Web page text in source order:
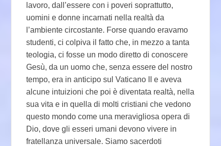
lavoro, dall’essere con i poveri soprattutto,
uomini e donne incarnati nella realtà da
l’ambiente circostante. Forse quando eravamo
studenti, ci colpiva il fatto che, in mezzo a tanta
teologia, ci fosse un modo diretto di conoscere
Gesù, da un uomo che, senza essere del nostro
tempo, era in anticipo sul Vaticano II e aveva
alcune intuizioni che poi è diventata realtà, nella
sua vita e in quella di molti cristiani che vedono
questo mondo come una meravigliosa opera di
Dio, dove gli esseri umani devono vivere in
fratellanza universale. Siamo sacerdoti